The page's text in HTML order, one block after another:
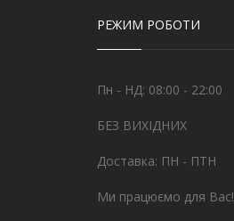
РЕЖИМ РОБОТИ
Пн - НД: 08:00 - 22:00
БЕЗ ВИХІДНИХ
Доставка: ПН - ПТН
Ми працюємо для Вас!